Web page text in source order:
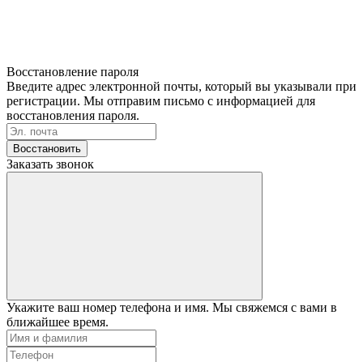
Восстановление пароля
Введите адрес электронной почты, который вы указывали при
регистрации. Мы отправим письмо с информацией для
восстановления пароля.
Восстановить
Заказать звонок
Укажите ваш номер телефона и имя. Мы свяжемся с вами в
ближайшее время.